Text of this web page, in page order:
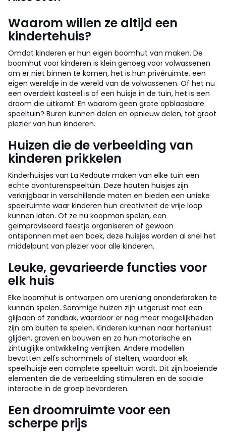
toegepast.
Waarom willen ze altijd een
kindertehuis?
Omdat kinderen er hun eigen boomhut van maken. De
boomhut voor kinderen is klein genoeg voor volwassenen
om er niet binnen te komen, het is hun privéruimte, een
eigen wereldje in de wereld van de volwassenen. Of het nu
een overdekt kasteel is of een huisje in de tuin, het is een
droom die uitkomt. En waarom geen grote opblaasbare
speeltuin? Buren kunnen delen en opnieuw delen, tot groot
plezier van hun kinderen.
Huizen die de verbeelding van
kinderen prikkelen
Kinderhuisjes van La Redoute maken van elke tuin een
echte avonturenspeeltuin. Deze houten huisjes zijn
verkrijgbaar in verschillende maten en bieden een unieke
speelruimte waar kinderen hun creativiteit de vrije loop
kunnen laten. Of ze nu koopman spelen, een
geïmproviseerd feestje organiseren of gewoon
ontspannen met een boek, deze huisjes worden al snel het
middelpunt van plezier voor alle kinderen.
Leuke, gevarieerde functies voor
elk huis
Elke boomhut is ontworpen om urenlang ononderbroken te
kunnen spelen. Sommige huizen zijn uitgerust met een
glijbaan of zandbak, waardoor er nog meer mogelijkheden
zijn om buiten te spelen. Kinderen kunnen naar hartenlust
glijden, graven en bouwen en zo hun motorische en
zintuiglijke ontwikkeling verrijken. Andere modellen
bevatten zelfs schommels of stelten, waardoor elk
speelhuisje een complete speeltuin wordt. Dit zijn boeiende
elementen die de verbeelding stimuleren en de sociale
interactie in de groep bevorderen.
Een droomruimte voor een
scherpe prijs